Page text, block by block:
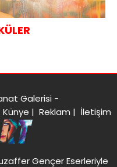
Galerisi -
Künye | Reklam | İletişim
Gençer Eserleriyle